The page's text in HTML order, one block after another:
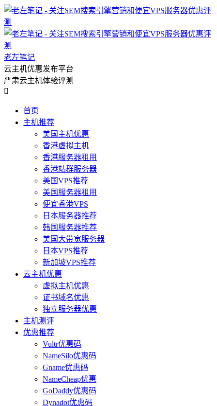
老左笔记
云主机优惠发布平台
严肃云主机体验评测

首页
主机推荐
美国主机优惠
香港虚拟主机
香港服务器租用
香港站群服务器
美国VPS推荐
美国服务器租用
便宜香港VPS
日本服务器推荐
韩国服务器推荐
美国大带宽服务器
日本VPS推荐
新加坡VPS推荐
云主机优惠
虚拟主机优惠
证书域名优惠
独立服务器优惠
主机测评
优惠推荐
Vultr优惠码
NameSilo优惠码
Gname优惠码
NameCheap优惠
GoDaddy优惠码
Dynadot优惠码